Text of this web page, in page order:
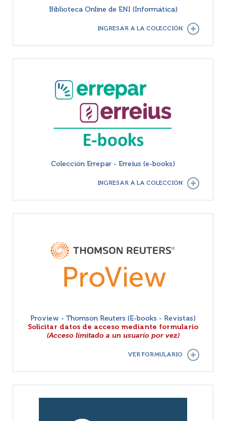
Biblioteca Online de ENI (Informática)
INGRESAR A LA COLECCIÓN
Colección Errepar - Erreius (e-books)
INGRESAR A LA COLECCIÓN
Proview - Thomson Reuters (E-books - Revistas)
Solicitar datos de acceso mediante formulario
(Acceso limitado a un usuario por vez)
VER FORMULARIO